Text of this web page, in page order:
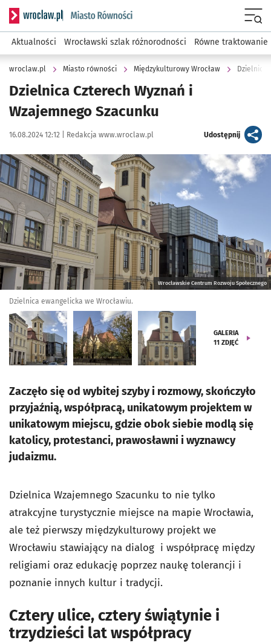
Serwis informacyjny wroclaw.pl podserwis: Miasto równości
Aktualności Wrocławski szlak różnorodności Równe traktowanie
wroclaw.pl Miasto równości Międzykulturowy Wrocław Dzielnica
Dzielnica Czterech Wyznań i
Wzajemnego Szacunku
Data publikacji:
16.08.2024 12:12 | Autor:
Redakcja www.wroclaw.pl Udostępnijartykuł
Kliknij, aby zobaczyć galerię
Kliknij, aby powiększyć
Wrocławskie Centrum Rozwoju Społecznego
Dzielnica ewangelicka we Wrocławiu.
GALERIA
11 ZDJĘĆ
Zaczęło się od wybitej szyby i rozmowy, skończyło
przyjaźnią, współpracą, unikatowym projektem w
unikatowym miejscu, gdzie obok siebie modlą się
katolicy, protestanci, prawosławni i wyznawcy
judaizmu.
Dzielnica Wzajemnego Szacunku to nie tylko
atrakcyjne turystycznie miejsce na mapie Wrocławia,
ale też pierwszy międzykulturowy projekt we
Wrocławiu stawiający na dialog i współpracę między
religiami oraz edukację poprzez naukę tolerancji i
poznanie innych kultur i tradycji.
Cztery ulice, cztery świątynie i
trzydzieści lat współpracy